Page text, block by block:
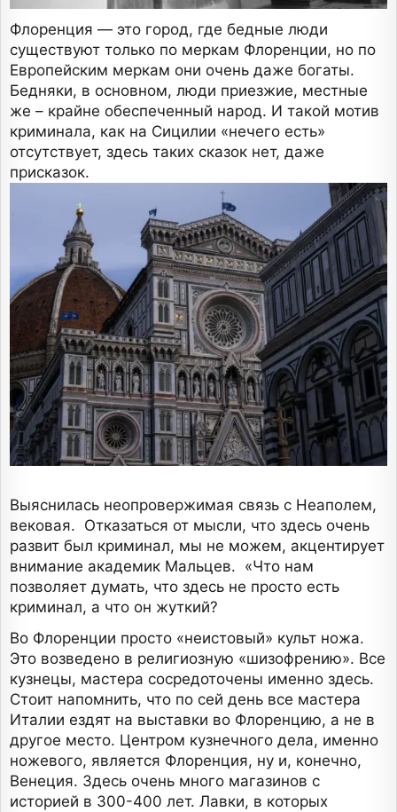
Флоренция — это город, где бедные люди
существуют только по меркам Флоренции, но по
Европейским меркам они очень даже богаты.
Бедняки, в основном, люди приезжие, местные
же – крайне обеспеченный народ. И такой мотив
криминала, как на Сицилии «нечего есть»
отсутствует, здесь таких сказок нет, даже
присказок.
Выяснилась неопровержимая связь с Неаполем,
вековая. Отказаться от мысли, что здесь очень
развит был криминал, мы не можем, акцентирует
внимание академик Мальцев. «Что нам
позволяет думать, что здесь не просто есть
криминал, а что он жуткий?
Во Флоренции просто «неистовый» культ ножа.
Это возведено в религиозную «шизофрению». Все
кузнецы, мастера сосредоточены именно здесь.
Стоит напомнить, что по сей день все мастера
Италии ездят на выставки во Флоренцию, а не в
другое место. Центром кузнечного дела, именно
ножевого, является Флоренция, ну и, конечно,
Венеция. Здесь очень много магазинов с
историей в 300-400 лет. Лавки, в которых